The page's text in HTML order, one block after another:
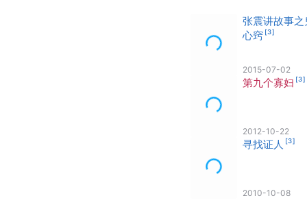
张震讲故事之
心窍 [3]
2015-07-02
第九个寡妇 [3]
2012-10-22
寻找证人 [3]
2010-10-08